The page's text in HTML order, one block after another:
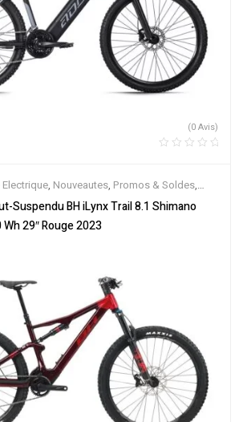
(0 Avis)
, Nouveautes, Promos & Soldes,
électrique ville,Velos Electriques,VTT
Suspendu BH iLynx Trail 8.1 Shimano
29″ Rouge 2023